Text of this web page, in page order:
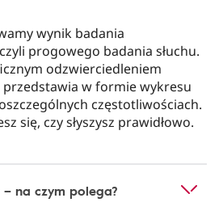
wynik badania
progowego badania słuchu.
odzwierciedleniem
przedstawia w formie wykresu
częstotliwościach.
się, czy słyszysz prawidłowo.
na czym polega?